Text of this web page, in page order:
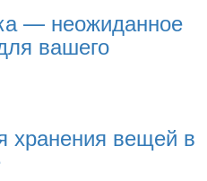
— неожиданное
вашего
вещей в